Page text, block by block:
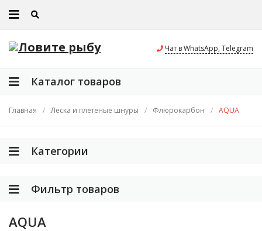
Чат в WhatsApp, Telegram
Каталог товаров
Главная / Леска и плетеные шнуры / Флюрокарбон / AQUA
Категории
Фильтр товаров
AQUA